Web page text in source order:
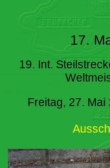
17.
19. Int.
Freitag, 27.